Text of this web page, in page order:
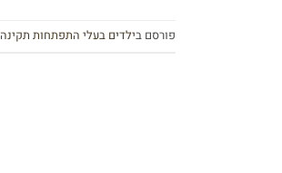
פורסם בילדים בעלי התפתחות תקינה